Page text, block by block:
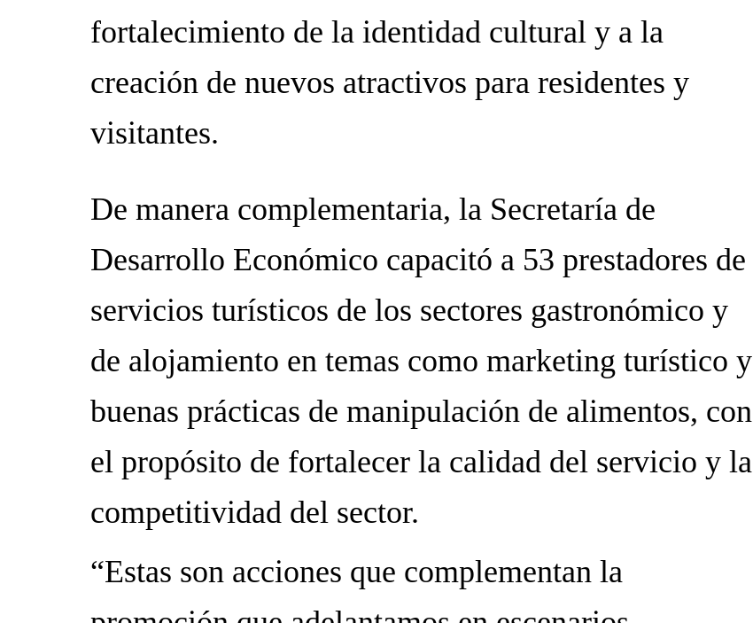
fortalecimiento de la identidad cultural y a la
creación de nuevos atractivos para residentes y
visitantes.
De manera complementaria, la Secretaría de
Desarrollo Económico capacitó a 53 prestadores de
servicios turísticos de los sectores gastronómico y
de alojamiento en temas como marketing turístico y
buenas prácticas de manipulación de alimentos, con
el propósito de fortalecer la calidad del servicio y la
competitividad del sector.
“Estas son acciones que complementan la